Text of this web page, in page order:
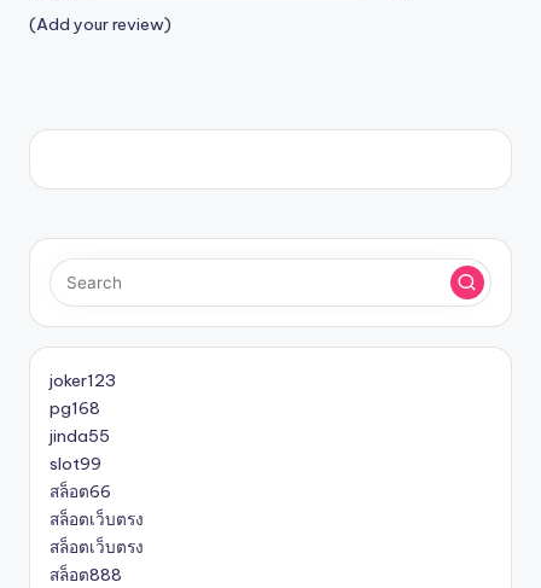
(Add your review)
joker123
pg168
jinda55
slot99
สล็อต66
สล็อตเว็บตรง
สล็อตเว็บตรง
สล็อต888